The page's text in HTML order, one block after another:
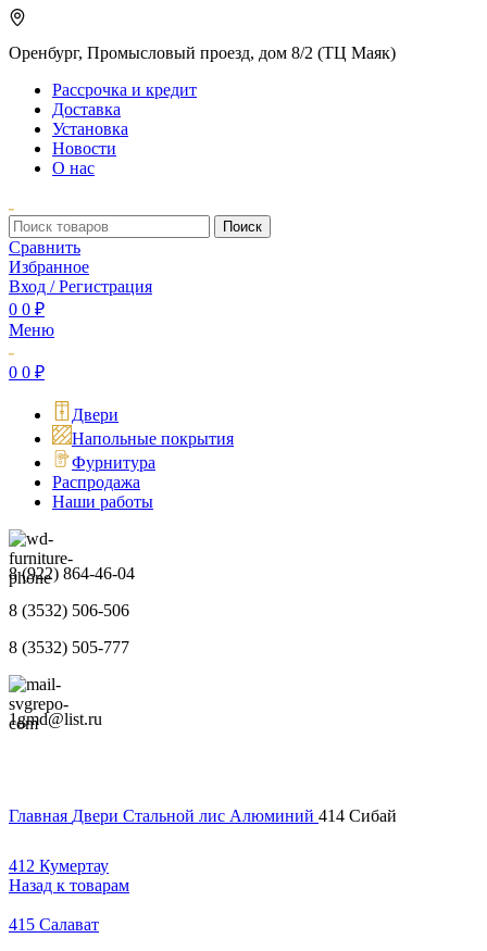
Оренбург, Промысловый проезд, дом 8/2 (ТЦ Маяк)
Рассрочка и кредит
Доставка
Установка
Новости
О нас
Поиск
Сравнить
Избранное
Вход / Регистрация
0 0 ₽
Меню
0 0 ₽
Двери
Напольные покрытия
Фурнитура
Распродажа
Наши работы
8 (922) 864-46-04
8 (3532) 506-506
8 (3532) 505-777
1gmd@list.ru
Главная Двери Стальной лис Алюминий 414 Сибай
412 Кумертау
Назад к товарам
415 Салават